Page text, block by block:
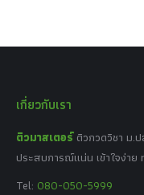
เกี่ยวกับเรา
ติวมาสเตอร์ ติวกวดวิชา ม.
ประสบการณ์แน่น เข้าใจง่าย
Tel: 080-050-5999